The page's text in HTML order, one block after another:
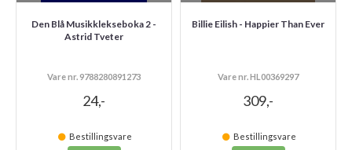
Den Blå Musikklekseboka 2 -
Astrid Tveter
Vare nr. 9788280891273
24,-
Bestillingsvare
Billie Eilish - Happier Than Ever
Vare nr. HL00369297
309,-
Bestillingsvare